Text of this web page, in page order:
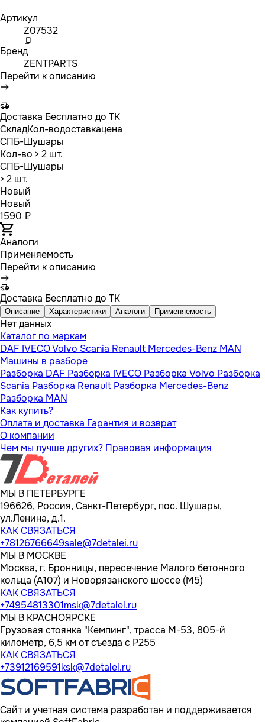
Артикул
Z07532
Бренд
ZENTPARTS
Перейти к описанию
Доставка Бесплатно до ТК
СкладКол-водоставкацена
СПБ-Шушары
Кол-во > 2 шт.
СПБ-Шушары
> 2 шт.
Новый
Новый
1590 ₽
Аналоги
Применяемость
Перейти к описанию
Доставка Бесплатно до ТК
Описание Характеристики Аналоги Применяемость
Нет данных
Каталог по маркам
DAF IVECOVolvo Scania Renault Mercedes-Benz MAN
Машины в разборе
Разборка DAF Разборка IVECO Разборка Volvo Разборка
Scania Разборка Renault Разборка Mercedes-Benz
Разборка MAN
Как купить?
Оплата и доставка Гарантия и возврат
О компании
Чем мы лучше других? Правовая информация
МЫ В ПЕТЕРБУРГЕ
196626, Россия, Санкт-Петербург, пос. Шушары,
ул.Ленина, д.1.
КАК СВЯЗАТЬСЯ
+78126766649sale@7detalei.ru
МЫ В МОСКВЕ
Москва, г. Бронницы, пересечение Малого бетонного
кольца (А107) и Новорязанского шоссе (М5)
КАК СВЯЗАТЬСЯ
+74954813301msk@7detalei.ru
МЫ В КРАСНОЯРСКЕ
Грузовая стоянка "Кемпинг", трасса M-53, 805-й
километр, 6,5 км от съезда с Р255
КАК СВЯЗАТЬСЯ
+73912169591ksk@7detalei.ru
Сайт и учетная система разработан и поддерживается